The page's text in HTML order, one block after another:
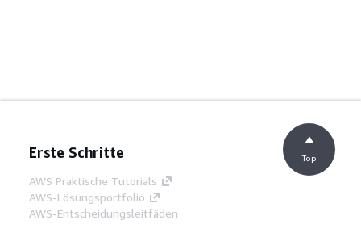
Erste Schritte
AWS Praktische Tutorials
AWS-Lösungsportfolio
AWS-Entscheidungsleitfäden
Top